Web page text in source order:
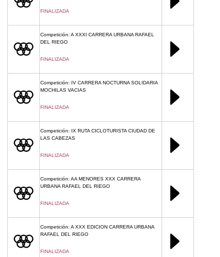
FINALIZADA
Competición: A XXXI CARRERA URBANA RAFAEL
DEL RIEGO
FINALIZADA
Competición: IV CARRERA NOCTURNA SOLIDARIA
MOCHILAS VACIAS
FINALIZADA
Competición: IX RUTA CICLOTURISTA CIUDAD DE
LAS CABEZAS
FINALIZADA
Competición: AA MENORES XXX CARRERA
URBANA RAFAEL DEL RIEGO
FINALIZADA
Competición: A XXX EDICION CARRERA URBANA
RAFAEL DEL RIEGO
FINALIZADA